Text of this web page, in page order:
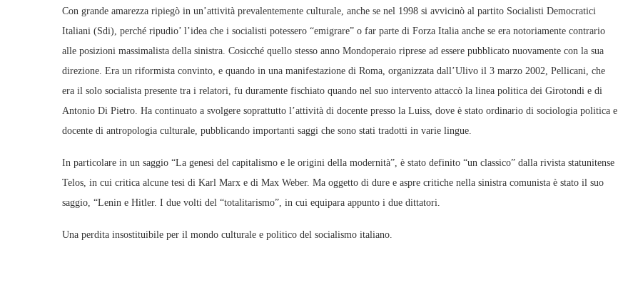
Con grande amarezza ripiegò in un’attività prevalentemente culturale, anche se nel 1998 si avvicinò al partito Socialisti Democratici
Italiani (Sdi), perché ripudio’ l’idea che i socialisti potessero “emigrare” o far parte di Forza Italia anche se era notoriamente contrario
alle posizioni massimalista della sinistra. Cosicché quello stesso anno Mondoperaio riprese ad essere pubblicato nuovamente con la sua
direzione. Era un riformista convinto, e quando in una manifestazione di Roma, organizzata dall’Ulivo il 3 marzo 2002, Pellicani, che
era il solo socialista presente tra i relatori, fu duramente fischiato quando nel suo intervento attaccò la linea politica dei Girotondi e di
Antonio Di Pietro. Ha continuato a svolgere soprattutto l’attività di docente presso la Luiss, dove è stato ordinario di sociologia politica e
docente di antropologia culturale, pubblicando importanti saggi che sono stati tradotti in varie lingue.
In particolare in un saggio “La genesi del capitalismo e le origini della modernità”, è stato definito “un classico” dalla rivista statunitense
Telos, in cui critica alcune tesi di Karl Marx e di Max Weber. Ma oggetto di dure e aspre critiche nella sinistra comunista è stato il suo
saggio, “Lenin e Hitler. I due volti del “totalitarismo”, in cui equipara appunto i due dittatori.
Una perdita insostituibile per il mondo culturale e politico del socialismo italiano.